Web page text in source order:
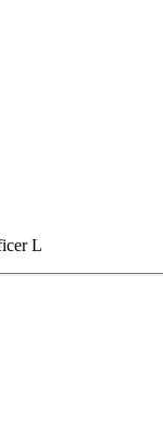
L